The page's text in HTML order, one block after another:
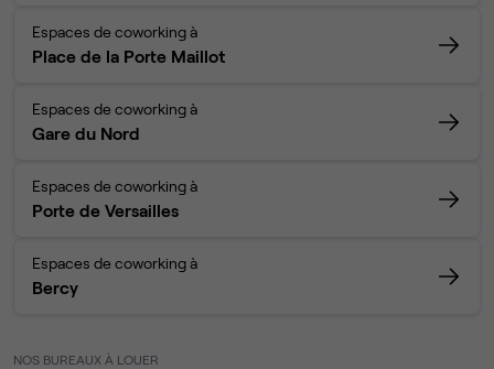
Espaces de coworking à
Place de la Porte Maillot
Espaces de coworking à
Gare du Nord
Espaces de coworking à
Porte de Versailles
Espaces de coworking à
Bercy
NOS BUREAUX À LOUER